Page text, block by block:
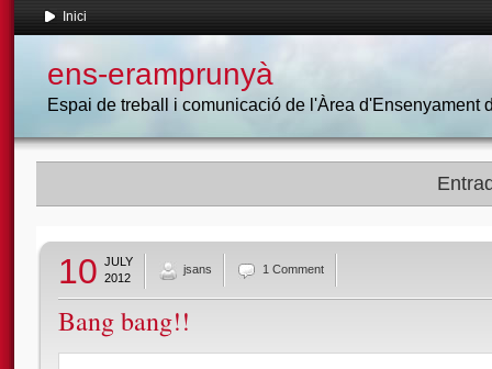
Inici
ens-eramprunyà
Espai de treball i comunicació de l'Àrea d'Ensenyament
10 JULY
2012
jsans 1 Comment
Bang bang!!